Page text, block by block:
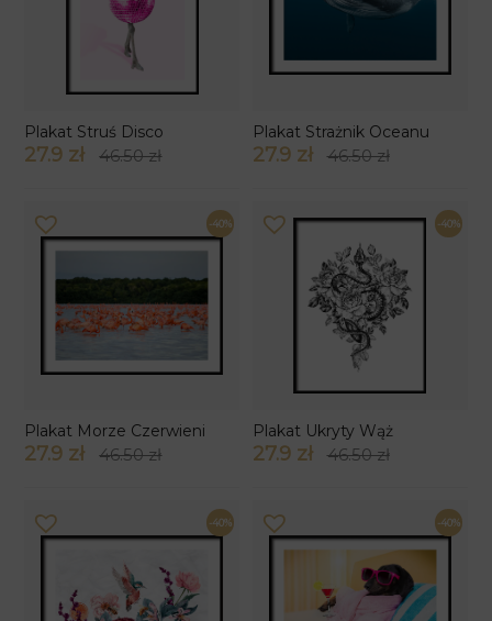
Plakat Struś Disco
27.9 zł 46.50 zł
Plakat Strażnik Oceanu
27.9 zł 46.50 zł
-40%
Plakat Morze Czerwieni
27.9 zł 46.50 zł
-40%
Plakat Ukryty Wąż
27.9 zł 46.50 zł
-40% -40%